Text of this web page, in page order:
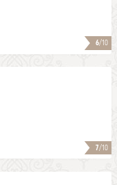
6/10
7/10